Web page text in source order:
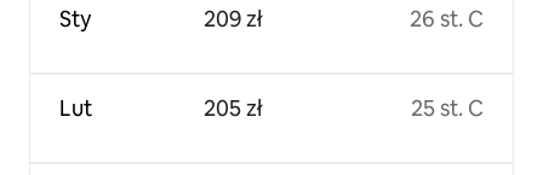
Sty
Lut
209 zł
205 zł
26 st. C
25 st. C